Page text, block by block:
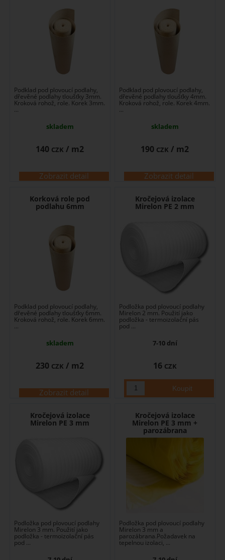
Podklad pod plovoucí podlahy,
dřevěné podlahy tloušťky 3mm.
Kroková rohož, role. Korek 3mm.
...
skladem
Zobrazit detail
140 CZK / m2
Podklad pod plovoucí podlahy,
dřevěné podlahy tloušťky 4mm.
Kroková rohož, role. Korek 4mm.
...
skladem
Zobrazit detail
190 CZK / m2
Korková role pod
podlahu 6mm
Podklad pod plovoucí podlahy,
dřevěné podlahy tloušťky 6mm.
Kroková rohož, role. Korek 6mm.
...
skladem
Zobrazit detail
230 CZK / m2
Kročejová izolace
Mirelon PE 2 mm
Podložka pod plovoucí podlahy
Mirelon 2 mm. Použití jako
podložka - termoizolační pás
pod ...
7-10 dní
16 CZK
Kročejová izolace
Mirelon PE 3 mm
Podložka pod plovoucí podlahy
Mirelon 3 mm. Použití jako
podložka - termoizolační pás
pod ...
Kročejová izolace
Mirelon PE 3 mm +
parozábrana
Podložka pod plovoucí podlahy
Mirelon 3 mm a
parozábrana.Požadavek na
tepelnou izolaci, ...